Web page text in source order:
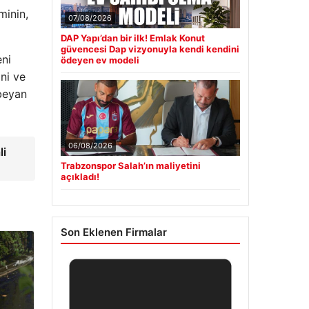
ve
07/08/2026
DAP Yapı’dan bir ilk! Emlak Konut
güvencesi Dap vizyonuyla kendi kendini
ödeyen ev modeli
06/08/2026
Trabzonspor Salah’ın maliyetini
açıkladı!
Son Eklenen Firmalar